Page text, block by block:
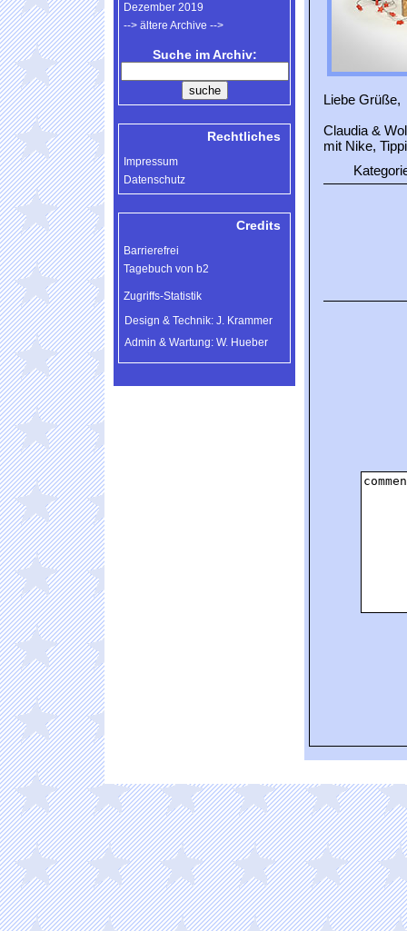
Liebe Grüße,
Claudia &
mit Nike,
Dezember 2019
--> ältere Archive -->
Suche im Archiv:
Rechtliches
Impressum
Datenschutz
Credits
Barrierefrei
Tagebuch von b2
Zugriffs-Statistik
Design & Technik: J. Krammer
Admin & Wartung: W. Hueber